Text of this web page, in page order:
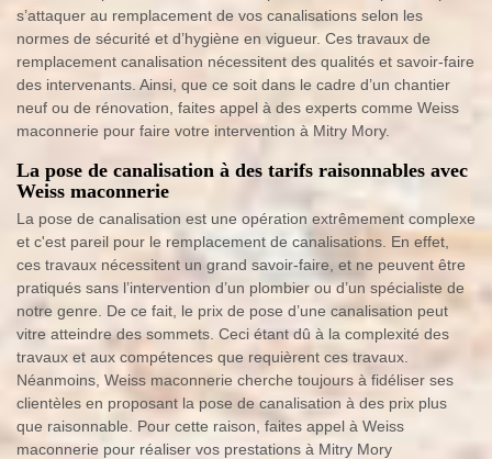
s’attaquer au remplacement de vos canalisations selon les
normes de sécurité et d’hygiène en vigueur. Ces travaux de
remplacement canalisation nécessitent des qualités et savoir-faire
des intervenants. Ainsi, que ce soit dans le cadre d’un chantier
neuf ou de rénovation, faites appel à des experts comme Weiss
maconnerie pour faire votre intervention à Mitry Mory.
La pose de canalisation à des tarifs raisonnables avec
Weiss maconnerie
La pose de canalisation est une opération extrêmement complexe
et c'est pareil pour le remplacement de canalisations. En effet,
ces travaux nécessitent un grand savoir-faire, et ne peuvent être
pratiqués sans l’intervention d’un plombier ou d’un spécialiste de
notre genre. De ce fait, le prix de pose d’une canalisation peut
vitre atteindre des sommets. Ceci étant dû à la complexité des
travaux et aux compétences que requièrent ces travaux.
Néanmoins, Weiss maconnerie cherche toujours à fidéliser ses
clientèles en proposant la pose de canalisation à des prix plus
que raisonnable. Pour cette raison, faites appel à Weiss
maconnerie pour réaliser vos prestations à Mitry Mory